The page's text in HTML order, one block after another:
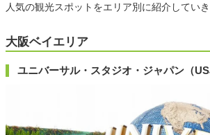
人気の観光スポットをエリア別に紹介していき
大阪ベイエリア
ユニバーサル・スタジオ・ジャパン（